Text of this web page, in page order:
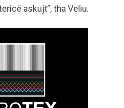
askujt”, tha Veliu.